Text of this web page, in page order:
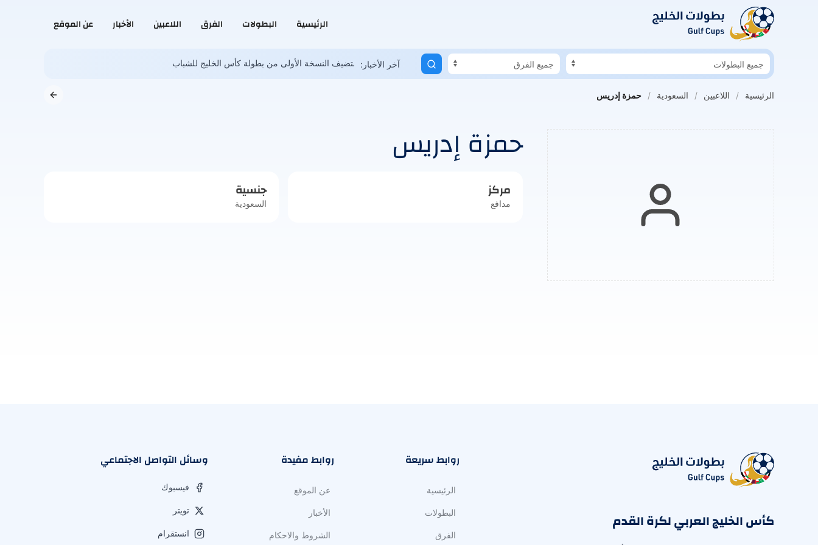
الرئيسية البطولات الفرق اللاعبين الأخبار عن الموقع
آخر الأخبار: الدوسري خاطر بفقدان بصره هلال المخيني في حوار لكووورة: الأندية العمانية تعاني.. وحلم المونديال ممكن السعودية تستضيف النسخة الأولى من بطولة كأس الخليج للشباب
الرئيسية اللاعبين السعودية حمزة إدريس
حمزة إدريس
مركز
مدافع
جنسية
السعودية
كأس الخليج العربي لكرة القدم
روابط سريعة
الرئيسية
البطولات
الفرق
روابط مفيدة
عن الموقع
الأخبار
الشروط والاحكام
وسائل التواصل الاجتماعي
فيسبوك
تويتر
انستقرام